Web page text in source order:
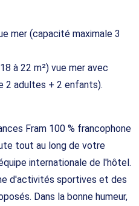
mer (capacité maximale 3
à 22 m²) vue mer avec
2 adultes + 2 enfants).
Fram 100 % francophone
tout au long de votre
internationale de l'hôtel.
d'activités sportives et des
Dans la bonne humeur,